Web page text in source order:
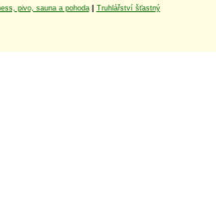
pivo, sauna a pohoda| Truhlářství šťastný